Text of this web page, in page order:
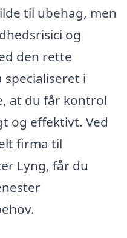
til ubehag, men
og
den rette
i
at du får kontrol
og effektivt. Ved
firma til
Lyng, får du